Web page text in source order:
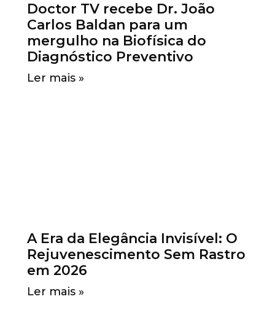
Doctor TV recebe Dr. João
Carlos Baldan para um
mergulho na Biofísica do
Diagnóstico Preventivo
Ler mais »
A Era da Elegância Invisível: O
Rejuvenescimento Sem Rastro
em 2026
Ler mais »